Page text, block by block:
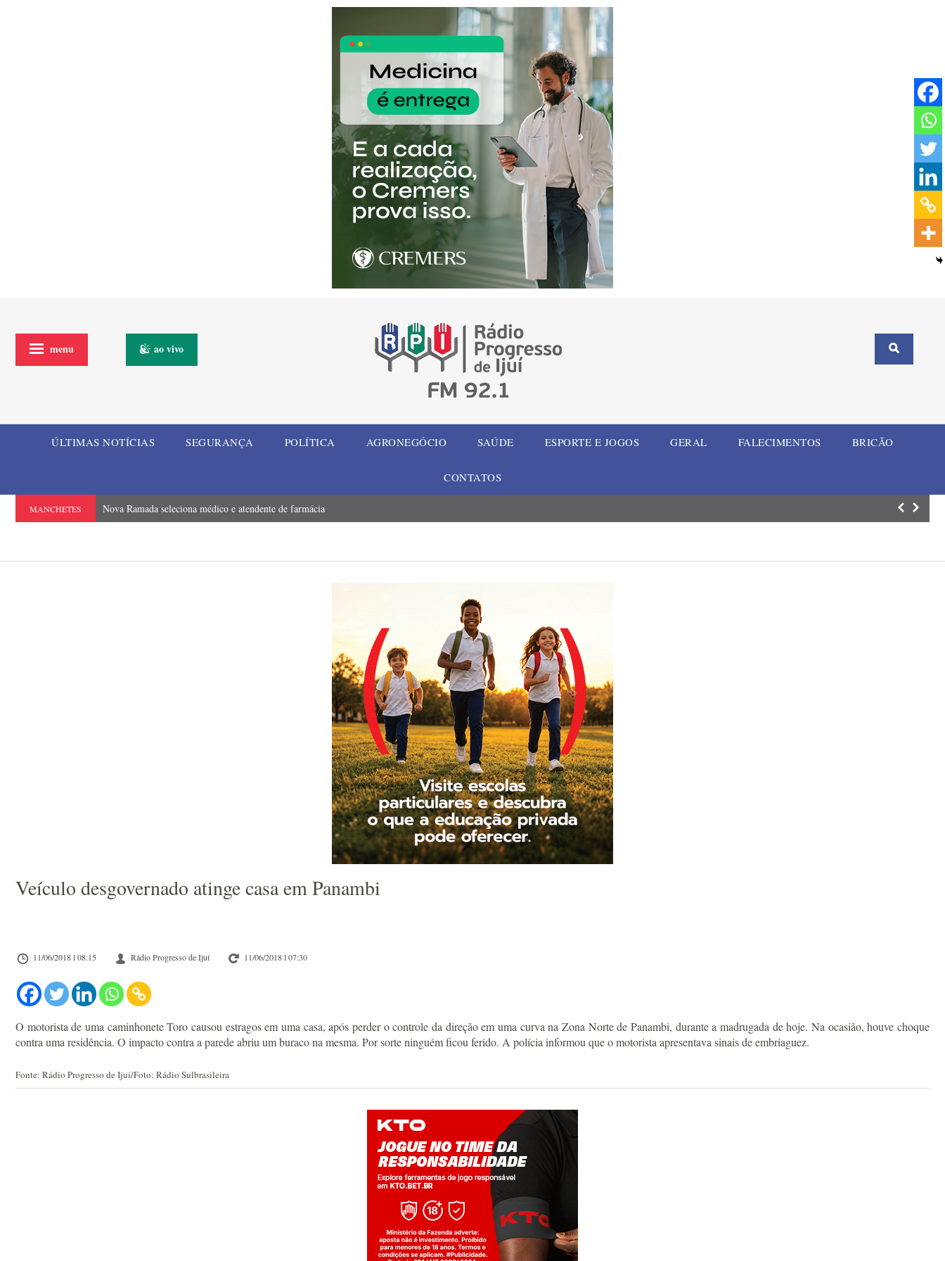
menu ao vivo
ÚLTIMAS NOTÍCIAS SEGURANÇA POLÍTICA AGRONEGÓCIO SAÚDE ESPORTE E JOGOS GERAL FALECIMENTOS BRICÃO
CONTATOS
MANCHETES Nova Ramada seleciona médico e atendente de farmácia Mulher e
Veículo desgovernado atinge casa em Panambi
11/06/2018 l 08:15 Rádio Progresso de Ijuí 11/06/2018 l 07:30
O motorista de uma caminhonete Toro causou estragos em uma casa, após perder o controle da direção em uma curva na Zona Norte de Panambi, durante a madrugada de hoje. Na ocasião, houve choque
contra uma residência. O impacto contra a parede abriu um buraco na mesma. Por sorte ninguém ficou ferido. A polícia informou que o motorista apresentava sinais de embriaguez.
Fonte: Rádio Progresso de Ijuí/Foto: Rádio Sulbrasileira